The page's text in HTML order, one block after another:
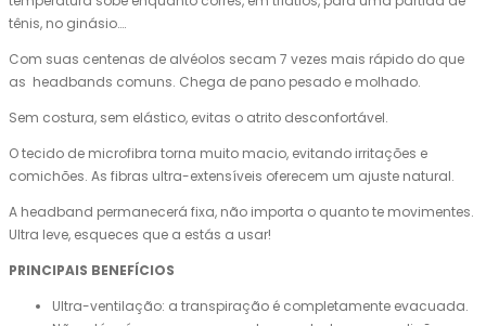
tênis, no ginásio….
Com suas centenas de alvéolos secam 7 vezes mais rápido do que
as headbands comuns. Chega de pano pesado e molhado.
Sem costura, sem elástico, evitas o atrito desconfortável.
O tecido de microfibra torna muito macio, evitando irritações e
comichões. As fibras ultra-extensíveis oferecem um ajuste natural.
A headband permanecerá fixa, não importa o quanto te movimentes.
Ultra leve, esqueces que a estás a usar!
PRINCIPAIS BENEFÍCIOS
Ultra-ventilação: a transpiração é completamente evacuada.